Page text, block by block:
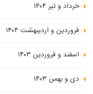
خرداد و تیر ۱۴۰۴
فروردین و اردیبهشت ۱۴۰۴
اسفند و فروردین ۱۴۰۳
دی و بهمن ۱۴۰۳